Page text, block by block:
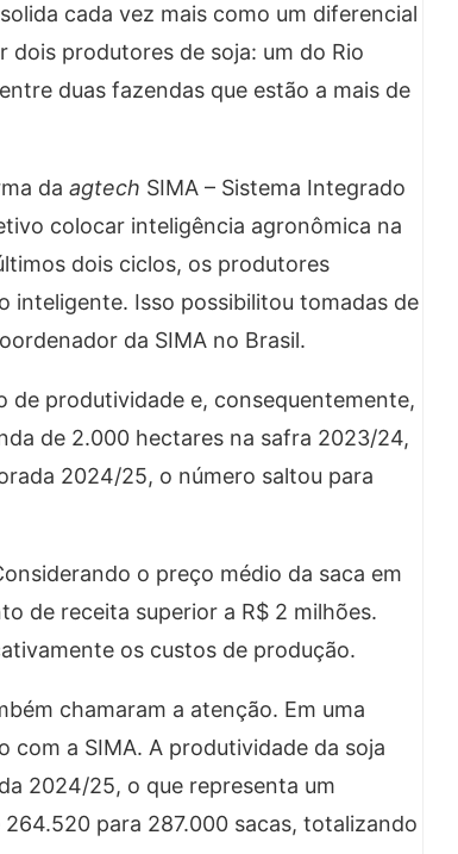
cada vez mais como um diferencial
produtores de soja: um do Rio
duas fazendas que estão a mais de
da agtech SIMA – Sistema Integrado
colocar inteligência agronômica na
dois ciclos, os produtores
inteligente. Isso possibilitou tomadas de
da SIMA no Brasil.
de produtividade e, consequentemente,
de 2.000 hectares na safra 2023/24,
2024/25, o número saltou para
o preço médio da saca em
de receita superior a R$ 2 milhões.
os custos de produção.
chamaram a atenção. Em uma
a SIMA. A produtividade da soja
2024/25, o que representa um
para 287.000 sacas, totalizando